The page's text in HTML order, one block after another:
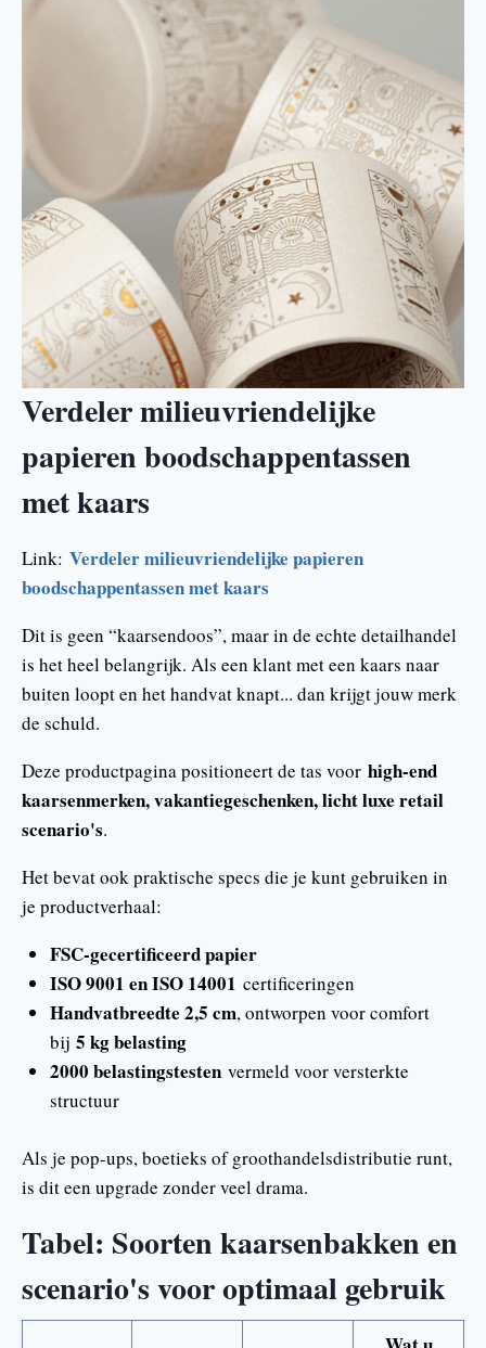
Verdeler milieuvriendelijke
papieren boodschappentassen
met kaars
Link: Verdeler milieuvriendelijke papieren
boodschappentassen met kaars
Dit is geen “kaarsendoos”, maar in de echte detailhandel
is het heel belangrijk. Als een klant met een kaars naar
buiten loopt en het handvat knapt... dan krijgt jouw merk
de schuld.
Deze productpagina positioneert de tas voor high-end
kaarsenmerken, vakantiegeschenken, licht luxe retail
scenario's.
Het bevat ook praktische specs die je kunt gebruiken in
je productverhaal:
FSC-gecertificeerd papier
ISO 9001 en ISO 14001 certificeringen
Handvatbreedte 2,5 cm, ontworpen voor comfort
bij 5 kg belasting
2000 belastingstestenvermeld voor versterkte
structuur
Als je pop-ups, boetieks of groothandelsdistributie runt,
is dit een upgrade zonder veel drama.
Tabel: Soorten kaarsenbakken en
scenario's voor optimaal gebruik